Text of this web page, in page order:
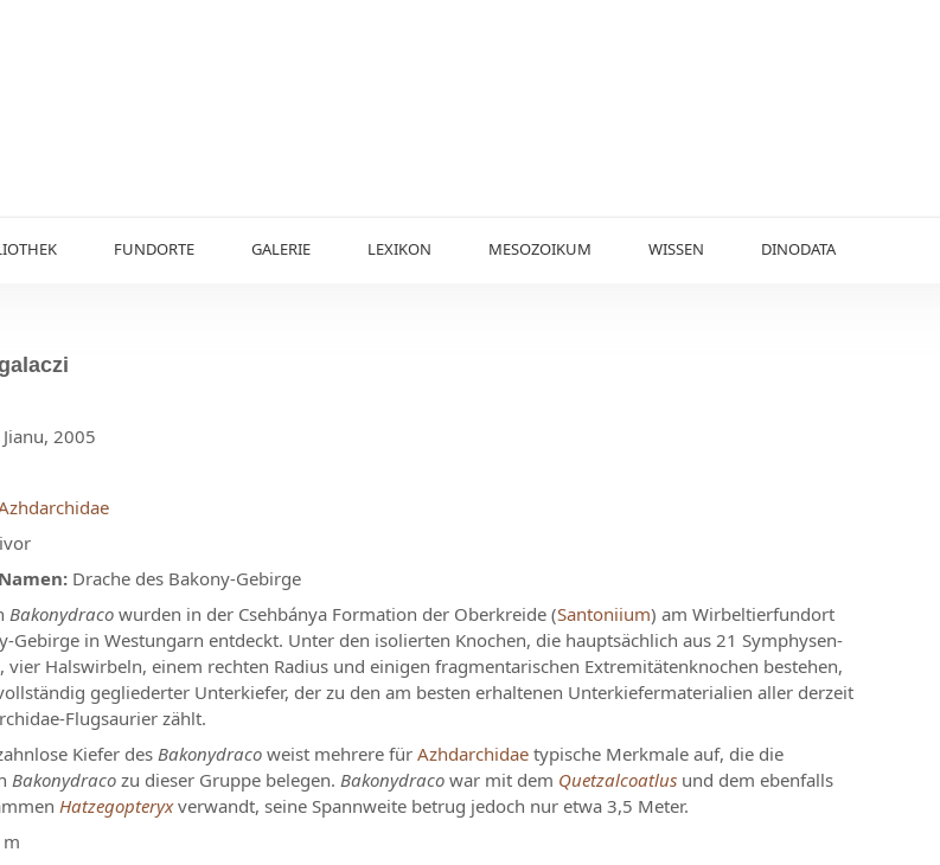
FUNDORTE GALERIE LEXIKON MESOZOIKUM WISSEN DINODATA
2005
Drache des Bakony-Gebirge
Bakonydraco wurden in der Csehbánya Formation der Oberkreide (Santoniium) am Wirbeltierfundort
Gebirge in Westungarn entdeckt. Unter den isolierten Knochen, die hauptsächlich aus 21 Symphysen-
vier Halswirbeln, einem rechten Radius und einigen fragmentarischen Extremitätenknochen bestehen,
gegliederter Unterkiefer, der zu den am besten erhaltenen Unterkiefermaterialien aller derzeit
Flugsaurier zählt.
Kiefer des Bakonydraco weist mehrere für Azhdarchidae typische Merkmale auf, die die
Bakonydraco zu dieser Gruppe belegen. Bakonydraco war mit dem Quetzalcoatlus und dem ebenfalls
Hatzegopteryxverwandt, seine Spannweite betrug jedoch nur etwa 3,5 Meter.